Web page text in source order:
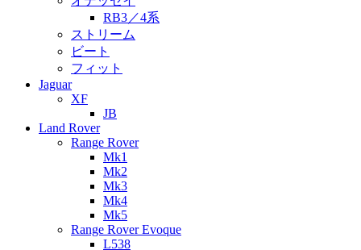
RB3／4系
ストリーム
ビート
フィット
Jaguar
XF
JB
Land Rover
Range Rover
Mk1
Mk2
Mk3
Mk4
Mk5
Range Rover Evoque
L538